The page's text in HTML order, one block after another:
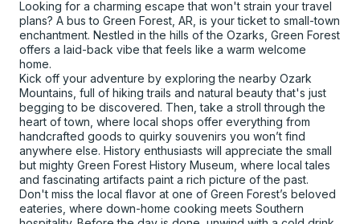
Looking for a charming escape that won't strain your travel
plans? A bus to Green Forest, AR, is your ticket to small-town
enchantment. Nestled in the hills of the Ozarks, Green Forest
offers a laid-back vibe that feels like a warm welcome
home.
Kick off your adventure by exploring the nearby Ozark
Mountains, full of hiking trails and natural beauty that's just
begging to be discovered. Then, take a stroll through the
heart of town, where local shops offer everything from
handcrafted goods to quirky souvenirs you won’t find
anywhere else. History enthusiasts will appreciate the small
but mighty Green Forest History Museum, where local tales
and fascinating artifacts paint a rich picture of the past.
Don't miss the local flavor at one of Green Forest’s beloved
eateries, where down-home cooking meets Southern